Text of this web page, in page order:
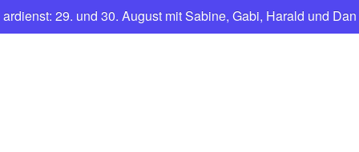
29. und 30. August mit Sabine, Gabi, Harald und Dany.